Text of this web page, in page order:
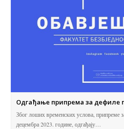
Одгађање припрема за дефиле
Због лоших временских услова, припреме
децембра 2023. године, одгађају…